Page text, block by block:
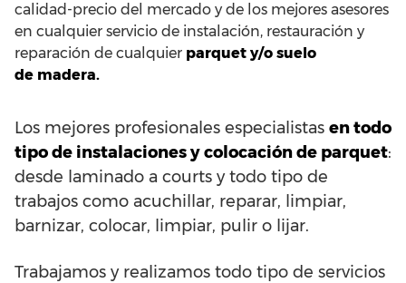
calidad-precio del mercado y de los mejores asesores
en cualquier servicio de instalación, restauración y
reparación de cualquier parquet y/o suelo
de madera.
Los mejores profesionales especialistas en todo
tipo de instalaciones y colocación de parquet:
desde laminado a courts y todo tipo de
trabajos como acuchillar, reparar, limpiar,
barnizar, colocar, limpiar, pulir o lijar.
Trabajamos y realizamos todo tipo de servicios